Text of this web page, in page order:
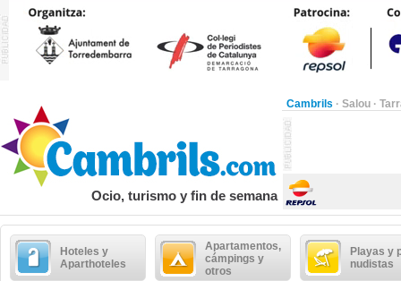
Cambrils · Salou ·
Ocio, turismo y fin de semana
Hoteles y
Aparthoteles
Apartamentos,
cámpings y
otros
Playas y
nudistas